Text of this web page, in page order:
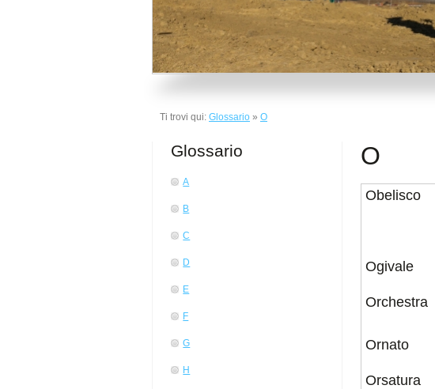
Ti trovi qui: Glossario » O
Glossario
A
B
C
D
E
F
G
H
O
Obelisco
Ogivale
Orchestra
Ornato
Orsatura